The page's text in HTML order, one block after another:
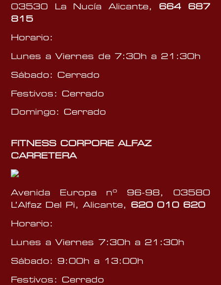
03530 La Nucía Alicante, 664 687
815
Horario:
Lunes a Viernes de 7:30h a 21:30h
Sábado: Cerrado
Festivos: Cerrado
Domingo: Cerrado
FITNESS CORPORE ALFAZ
CARRETERA
Avenida Europa nº 96-98, 03580
L’Alfaz Del Pi, Alicante, 620 010 620
Horario:
Lunes a Viernes 7:30h a 21:30h
Sábado: 9:00h a 13:00h
Festivos: Cerrado